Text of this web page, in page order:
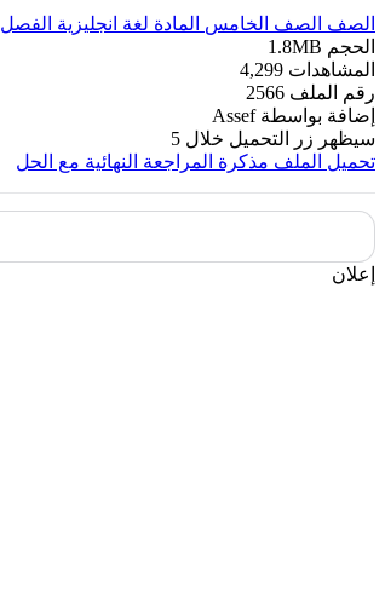
الصف الصف الخامس المادة لغة انجليزية الفصل
الحجم 1.8MB
المشاهدات 4,299
رقم الملف 2566
إضافة بواسطة Assef
سيظهر زر التحميل خلال 5
تحميل الملف مذكرة المراجعة النهائية مع الحل
إعلان